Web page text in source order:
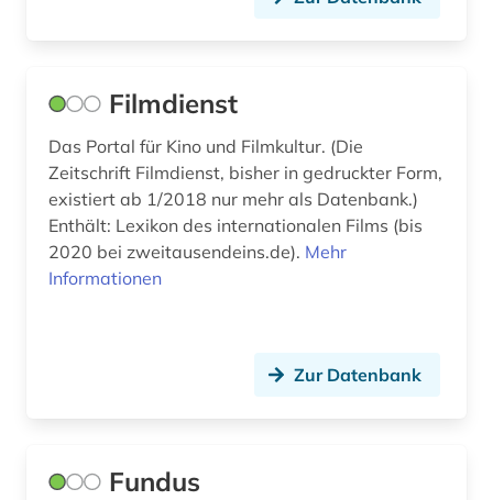
biografie (9)
biographie (7)
bioinformatik (2)
biologie (11)
bionik (1)
Filmdienst
Das Portal für Kino und Filmkultur. (Die
Zeitschrift Filmdienst, bisher in gedruckter Form,
existiert ab 1/2018 nur mehr als Datenbank.)
Enthält: Lexikon des internationalen Films (bis
2020 bei zweitausendeins.de). Mehr
Informationen
Zur Datenbank
Fundus